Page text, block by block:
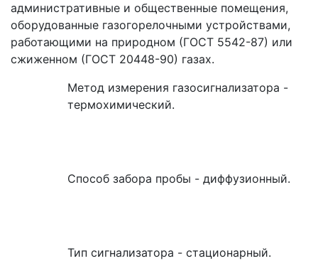
административные и общественные помещения,
оборудованные газогорелочными устройствами,
работающими на природном (ГОСТ 5542-87) или
сжиженном (ГОСТ 20448-90) газах.
Метод измерения газосигнализатора -
термохимический.
Способ забора пробы - диффузионный.
Тип сигнализатора - стационарный.